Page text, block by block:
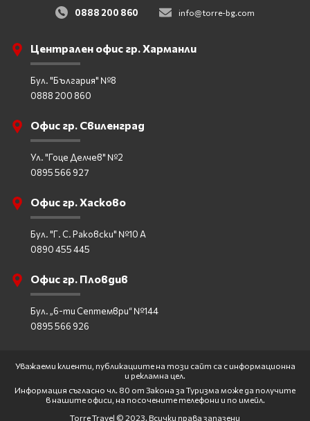
0888 200 860 info@torre-bg.com
Централен офис гр. Харманли
Бул. "България" №8
0888 200 860
Офис гр. Свиленград
Ул. "Гоце Делчев" №2
0895 566 927
Офис гр. Хасково
Бул. "Г. С. Раковски" №10 А
0890 455 445
Офис гр. Пловдив
Бул. „6-ти Септември“ №144
0895 566 926
Уважаеми клиенти, публикациите на този сайт са с информационна
и рекламна цел.
Информация съгласно чл. 80 от Закона за Туризма може да получите
в нашите офиси, на посочените телефони и по имейл.
Torre Travel © 2023. Всички права запазени